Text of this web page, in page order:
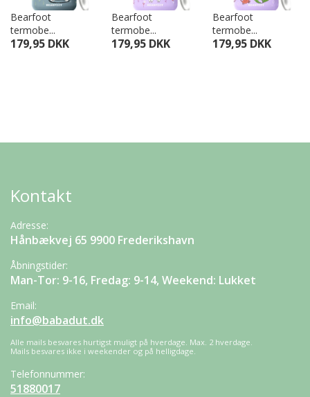
Bearfoot
termobe...
179,95 DKK
Bearfoot
termobe...
179,95 DKK
Bearfoot
termobe...
179,95 DKK
Kontakt
Adresse:
Hånbækvej 65 9900 Frederikshavn
Åbningstider:
Man-Tor: 9-16, Fredag: 9-14, Weekend: Lukket
Email:
info@babadut.dk
Alle mails besvares hurtigst muligt på hverdage. Max. 2 hverdage.
Mails besvares ikke i weekender og på helligdage.
Telefonnummer:
51880017